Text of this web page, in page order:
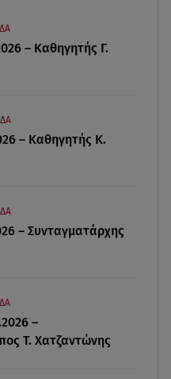
στη φωτιά και
Μπόρα Μπόρα:
χειμώνα»
διάσωση 15χρονης
– Καθηγητής Γ.
– Καθηγητής Κ.
– Συνταγματάρχης
–
Τ. Χατζαντώνης